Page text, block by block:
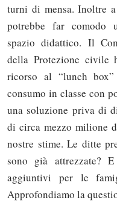
turni di mensa. Inoltre
potrebbe far comodo
spazio didattico. Il
della Protezione civile
ricorso al “lunch
consumo in classe con
una soluzione priva di
di circa mezzo milione
nostre stime. Le ditte
sono già attrezzate?
aggiuntivi per le
Approfondiamo la